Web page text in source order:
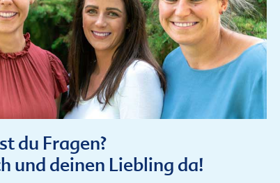
du Fragen?
und deinen Liebling da!